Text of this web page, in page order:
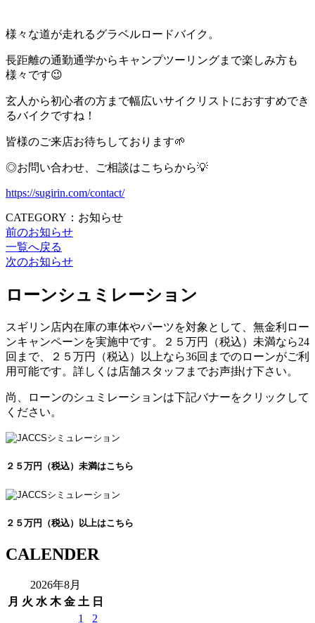
様々な道が走れるグラベルロードバイク。
長距離の通勤通学からキャンプツーリングまで楽しみ方も
様々です😉
玄人から初心者の方まで幅広いサイクリストにおすすめでき
るバイクですね！
皆様のご来店お待ちしております‪🌱‬
◎お問い合わせ、ご相談はこちらから💡
https://sugirin.com/contact/
CATEGORY：お知らせ
前のお知らせ
一覧へ戻る
次のお知らせ
ローンシュミレーション
スギリン店内在庫の車体やパーツを対象として、無金利ロー
ンキャンペーンを実施中です。２５万円（税込）未満なら24
回まで、２５万円（税込）以上なら36回までのローンがご利
用可能です。詳しくは店舗スタッフまでお声掛け下さい。
尚、ローンのシュミレーションは下記バナーをクリックして
ください。
２５万円（税込）未満はこちら
２５万円（税込）以上はこちら
CALENDER
2026年8月
月 火 水 木 金 土 日
1
2